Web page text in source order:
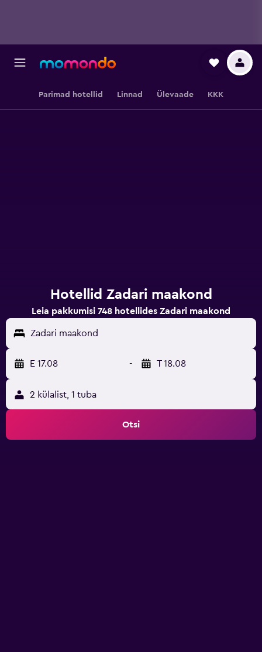
Parimad hotellid Linnad Ülevaade KKK
Hotellid Zadari maakond
Leia pakkumisi 748 hotellides Zadari maakond
Zadari maakond
E 17.08 - T 18.08
2 külalist, 1 tuba
Otsi